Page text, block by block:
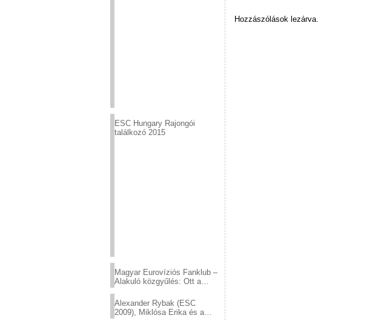
ESC Hungary Rajongói
találkozó 2015
Magyar Eurovíziós Fanklub –
Alakuló közgyűlés: Ott a
Alexander Rybak (ESC
2009), Miklósa Erika és a
Hozzászólások lezárva.